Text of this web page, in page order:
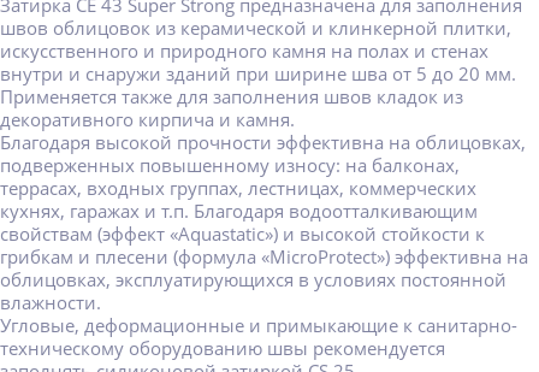
Затирка CE 43 Super Strong предназначена для заполнения
швов облицовок из керамической и клинкерной плитки,
искусственного и природного камня на полах и стенах
внутри и снаружи зданий при ширине шва от 5 до 20 мм.
Применяется также для заполнения швов кладок из
декоративного кирпича и камня.
Благодаря высокой прочности эффективна на облицовках,
подверженных повышенному износу: на балконах,
террасах, входных группах, лестницах, коммерческих
кухнях, гаражах и т.п. Благодаря водоотталкивающим
свойствам (эффект «Aquastatic») и высокой стойкости к
грибкам и плесени (формула «MicroProtect») эффективна на
облицовках, эксплуатирующихся в условиях постоянной
влажности.
Угловые, деформационные и примыкающие к санитарно-
техническому оборудованию швы рекомендуется